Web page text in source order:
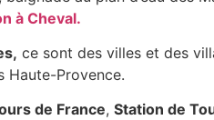
à Cheval.
ce sont des villes et des
Haute-Provence.
de France, Station de